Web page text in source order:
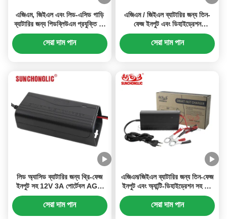
এজিএম, জিইএল এবং লিড-এসিড গাড়ি
ব্যাটারির জন্য পিডব্লিউএম প্রযুক্তি সহ
এফএমএ 12 ভি 50 এ চার-ফেজ ব্যাটারি
চার্জার
সেরা দাম পান
এজিএম / জিইএল ব্যাটারির জন্য তিন-
ফেজ ইনপুট এবং ডিহাইড্রেশন
প্রতিরোধের সাথে পোর্টেবল 12 ভি 3 এ
স্মার্ট পিডব্লিউএম ব্যাটারি চার্জার
সেরা দাম পান
লিড অ্যাসিড ব্যাটারির জন্য থ্রি-ফেজ
ইনপুট সহ 12V 3A পোর্টেবল AGM
GEL ব্যাটারি চার্জার
সেরা দাম পান
এজিএম/জিইএল ব্যাটারির জন্য তিন-ফেজ
ইনপুট এবং অ্যান্টি-ডিহাইড্রেশন সহ 12
ভি 5 এ পোর্টেবল স্মার্ট পিডব্লিউএম
ব্যাটারি চার্জার
সেরা দাম পান